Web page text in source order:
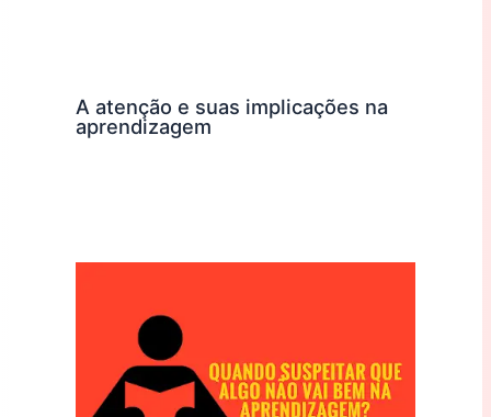
A atenção e suas implicações na
aprendizagem